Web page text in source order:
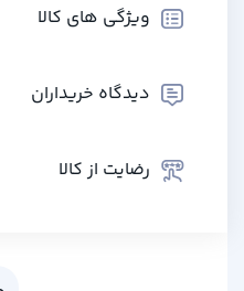
ویژگی های کالا
دیدگاه خریداران
رضایت از کالا